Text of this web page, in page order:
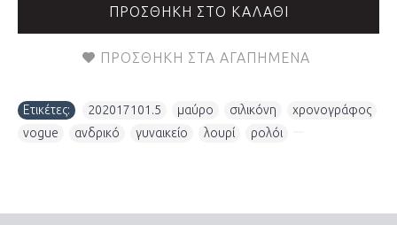
ΠΡΟΣΘΉΚΗ ΣΤΟ ΚΑΛΆΘΙ
ΠΡΟΣΘΉΚΗ ΣΤΑ ΑΓΑΠΗΜΈΝΑ
Ετικέτες: 202017101.5 μαύρο σιλικόνη χρονογράφος
vogue
ανδρικό γυναικείο λουρί ρολόι